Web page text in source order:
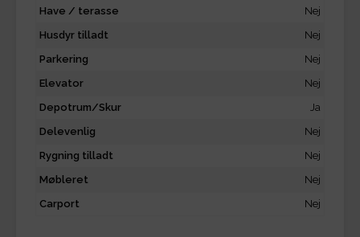
Have / terasse
Nej
Husdyr tilladt
Nej
Parkering
Nej
Elevator
Nej
Depotrum/Skur
Ja
Delevenlig
Nej
Rygning tilladt
Nej
Møbleret
Nej
Carport
Nej